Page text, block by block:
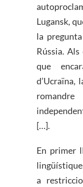
Lugansk,
la
Rússia.
que
d’Ucraïna,
[…].
En primer
a